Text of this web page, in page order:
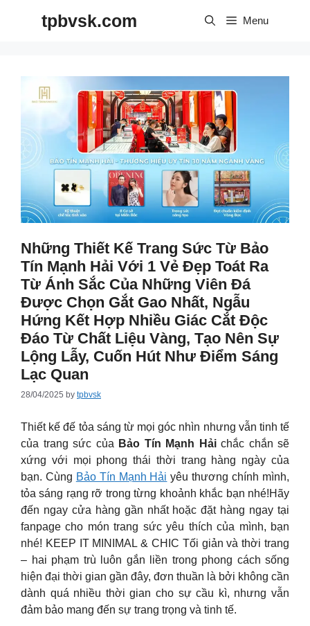
tpbvsk.com Menu
Những Thiết Kế Trang Sức Từ Bảo
Tín Mạnh Hải Với 1 Vẻ Đẹp Toát Ra
Từ Ánh Sắc Của Những Viên Đá
Được Chọn Gắt Gao Nhất, Ngẫu
Hứng Kết Hợp Nhiều Giác Cắt Độc
Đáo Từ Chất Liệu Vàng, Tạo Nên Sự
Lộng Lẫy, Cuốn Hút Như Điểm Sáng
Lạc Quan
28/04/2025 by tpbvsk
Thiết kế đế tỏa sáng từ mọi góc nhìn nhưng vẫn tinh tế
của trang sức của Bảo Tín Mạnh Hảichắc chắn sẽ
xứng với mọi phong thái thời trang hàng ngày của
bạn.​ Cùng Bảo Tín Mạnh Hải yêu thương chính mình,
tỏa sáng rạng rỡ trong từng khoảnh khắc bạn nhé!Hãy
đến ngay cửa hàng gần nhất hoặc đặt hàng ngay tại
fanpage cho món trang sức yêu thích của mình, bạn
nhé! KEEP IT MINIMAL & CHIC Tối giản và thời trang
– hai phạm trù luôn gắn liền trong phong cách sống
hiện đại thời gian gần đây, đơn thuần là bởi không cần
dành quá nhiều thời gian cho sự cầu kì, nhưng vẫn
đảm bảo mang đến sự trang trọng và tinh tế.